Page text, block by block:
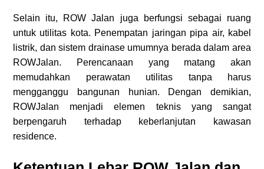
Selain itu, ROW Jalan juga berfungsi sebagai ruang
untuk utilitas kota. Penempatan jaringan pipa air, kabel
listrik, dan sistem drainase umumnya berada dalam area
ROWJalan. Perencanaan yang matang akan
memudahkan perawatan utilitas tanpa harus
mengganggu bangunan hunian. Dengan demikian,
ROWJalan menjadi elemen teknis yang sangat
berpengaruh terhadap keberlanjutan kawasan
residence.